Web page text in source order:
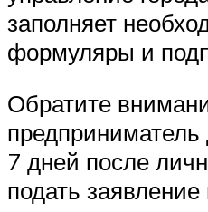
заполняет
формуляры и
Обратите
7 дней после
подать